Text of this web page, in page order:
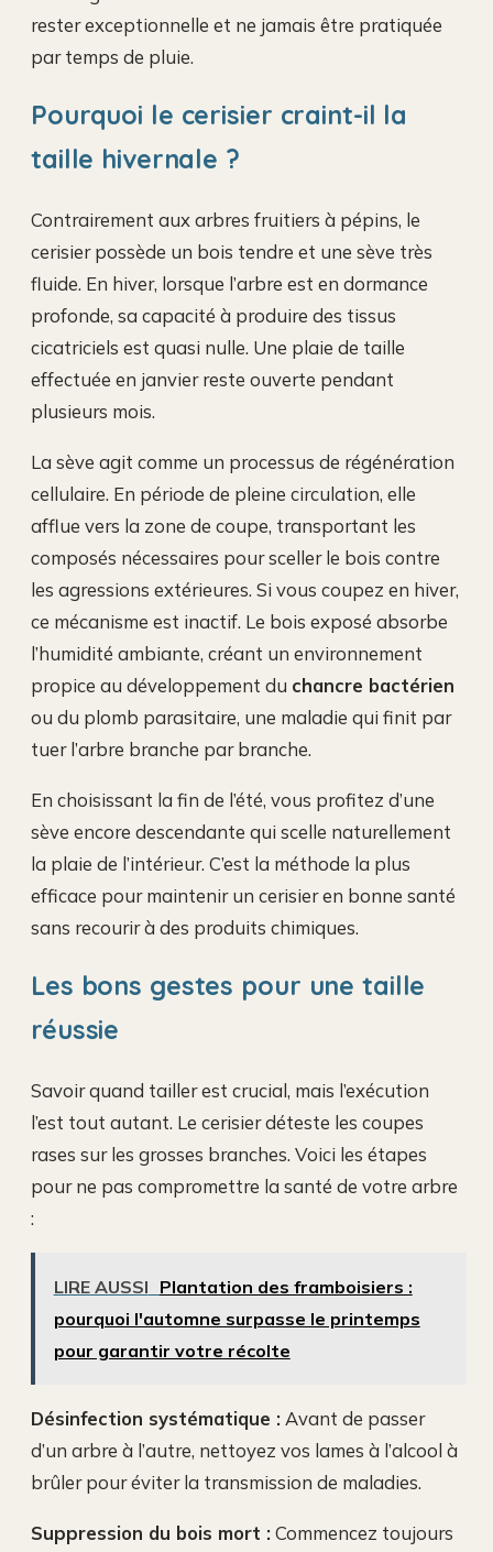
rester exceptionnelle et ne jamais être pratiquée
par temps de pluie.
Pourquoi le cerisier craint-il la
taille hivernale ?
Contrairement aux arbres fruitiers à pépins, le
cerisier possède un bois tendre et une sève très
fluide. En hiver, lorsque l’arbre est en dormance
profonde, sa capacité à produire des tissus
cicatriciels est quasi nulle. Une plaie de taille
effectuée en janvier reste ouverte pendant
plusieurs mois.
La sève agit comme un processus de régénération
cellulaire. En période de pleine circulation, elle
afflue vers la zone de coupe, transportant les
composés nécessaires pour sceller le bois contre
les agressions extérieures. Si vous coupez en hiver,
ce mécanisme est inactif. Le bois exposé absorbe
l’humidité ambiante, créant un environnement
propice au développement du chancre bactérien
ou du plomb parasitaire, une maladie qui finit par
tuer l’arbre branche par branche.
En choisissant la fin de l’été, vous profitez d’une
sève encore descendante qui scelle naturellement
la plaie de l’intérieur. C’est la méthode la plus
efficace pour maintenir un cerisier en bonne santé
sans recourir à des produits chimiques.
Les bons gestes pour une taille
réussie
Savoir quand tailler est crucial, mais l’exécution
l’est tout autant. Le cerisier déteste les coupes
rases sur les grosses branches. Voici les étapes
pour ne pas compromettre la santé de votre arbre
:
LIRE AUSSI Plantation des framboisiers :
pourquoi l'automne surpasse le printemps
pour garantir votre récolte
Désinfection systématique : Avant de passer
d’un arbre à l’autre, nettoyez vos lames à l’alcool à
brûler pour éviter la transmission de maladies.
Suppression du bois mort : Commencez toujours